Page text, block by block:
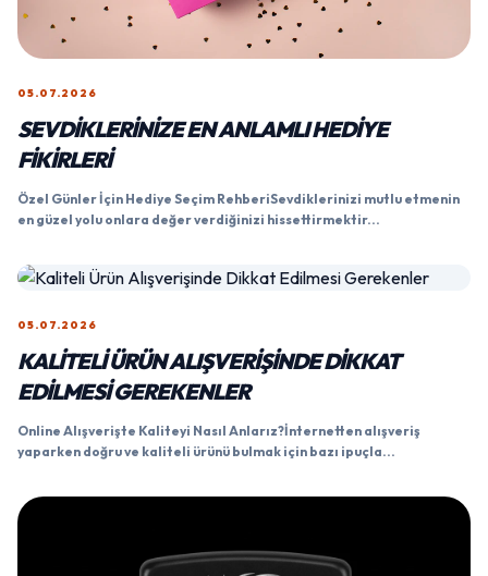
05.07.2026
SEVDIKLERINIZE EN ANLAMLI HEDIYE
FIKIRLERI
Özel Günler İçin Hediye Seçim RehberiSevdiklerinizi mutlu etmenin
en güzel yolu onlara değer verdiğinizi hissettirmektir...
05.07.2026
KALITELI ÜRÜN ALIŞVERIŞINDE DIKKAT
EDILMESI GEREKENLER
Online Alışverişte Kaliteyi Nasıl Anlarız?İnternetten alışveriş
yaparken doğru ve kaliteli ürünü bulmak için bazı ipuçla...